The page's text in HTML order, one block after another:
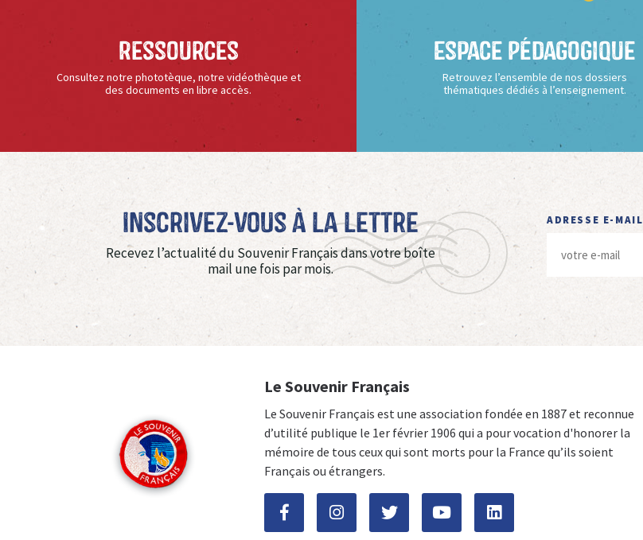
Ressources
Consultez notre phototèque, notre vidéothèque et
des documents en libre accès.
Espace Pédagogique
Retrouvez l’ensemble de nos dossiers
thématiques dédiés à l’enseignement.
Inscrivez-vous à La Lettre
Recevez l’actualité du Souvenir Français dans votre boîte
mail une fois par mois.
ADRESSE E-MAIL
Le Souvenir Français
Le Souvenir Français est une association fondée en 1887 et reconnue
d’utilité publique le 1er février 1906 qui a pour vocation d'honorer la
mémoire de tous ceux qui sont morts pour la France qu’ils soient
Français ou étrangers.